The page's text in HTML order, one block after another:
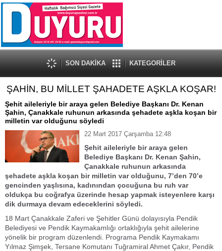
SON DAKİKA KATEGORİLER
ŞAHİN, BU MİLLET ŞAHADETE AŞKLA KOŞAR!
Şehit aileleriyle bir araya gelen Belediye Başkanı Dr. Kenan
Şahin, Çanakkale ruhunun arkasında şehadete aşkla koşan bir
milletin var olduğunu söyledi
22 Mart 2017 Çarşamba 12:48
Şehit aileleriyle bir araya gelen
Belediye Başkanı Dr. Kenan Şahin,
Çanakkale ruhunun arkasında
şehadete aşkla koşan bir milletin var olduğunu, 7’den 70’e
gencinden yaşlısına, kadınından çocuğuna bu ruh var
oldukça bu coğrafya üzerinde hesap yapmak isteyenlere karşı
dik durmaya devam edeceklerini söyledi.
18 Mart Çanakkale Zaferi ve Şehitler Günü dolayısıyla Pendik
Belediyesi ve Pendik Kaymakamlığı ortaklığıyla şehit ailelerine
yönelik bir program düzenlendi. Programa Pendik Kaymakamı
Yılmaz Şimşek, Tersane Komutanı Tuğramiral Ahmet Çakır, Pendik